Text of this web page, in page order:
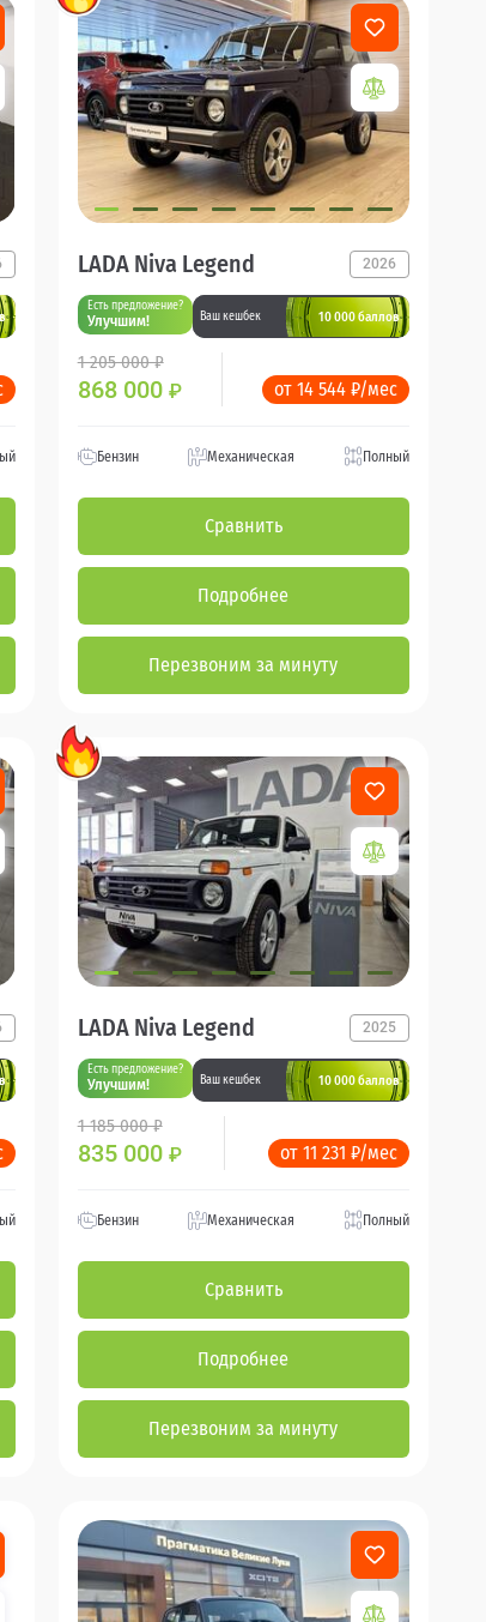
LADA Niva Legend 2026
Есть предложение?
Улучшим! Ваш кешбек 10 000 баллов
1 205 000 ₽
868 000 ₽ от 14 544 ₽/мес
Бензин Механическая Полный
Сравнить
Подробнее
Перезвоним за минуту
LADA Niva Legend 2025
Есть предложение?
Улучшим! Ваш кешбек 10 000 баллов
1 185 000 ₽
835 000 ₽ от 11 231 ₽/мес
Бензин Механическая Полный
Сравнить
Подробнее
Перезвоним за минуту